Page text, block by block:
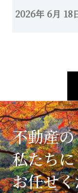
2026年 6月 18
不動産
私たちに
お任せ